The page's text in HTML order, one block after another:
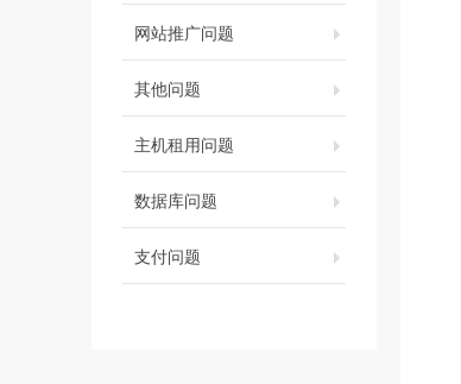
网站推广问题
其他问题
主机租用问题
数据库问题
支付问题